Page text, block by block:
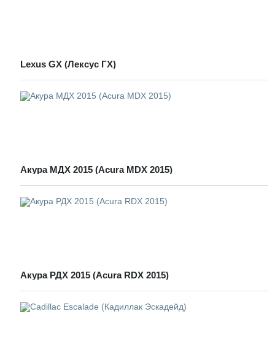
Lexus GX (Лексус ГХ)
Акура МДХ 2015 (Acura MDX 2015)
Акура РДХ 2015 (Acura RDX 2015)